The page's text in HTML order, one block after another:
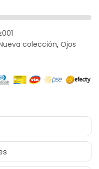
colección, Ojos